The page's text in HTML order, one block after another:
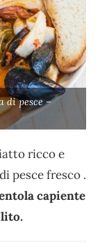
di pesce –
ricco e
pesce fresco .
capiente